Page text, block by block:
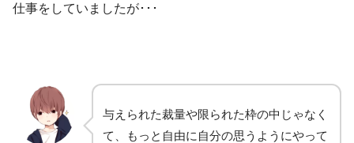
仕事をしていましたが･･･
与えられた裁量や限られた枠の中じゃなく
て、もっと自由に自分の思うようにやって